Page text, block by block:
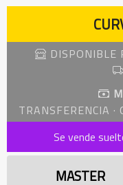
DISPONIBLE
TRANSFERENCIA ·
Se vende
MASTER